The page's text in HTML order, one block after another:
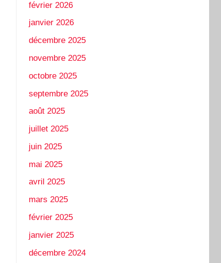
février 2026
janvier 2026
décembre 2025
novembre 2025
octobre 2025
septembre 2025
août 2025
juillet 2025
juin 2025
mai 2025
avril 2025
mars 2025
février 2025
janvier 2025
décembre 2024